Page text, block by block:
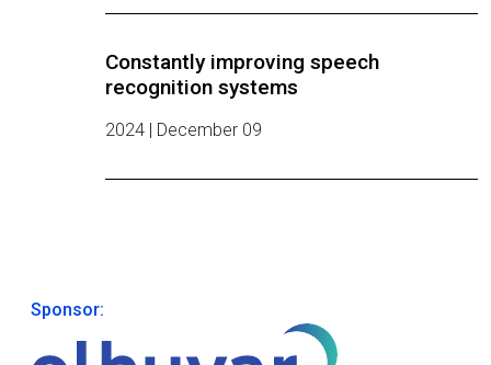
Constantly improving speech
recognition systems
2024 | December 09
Sponsor: